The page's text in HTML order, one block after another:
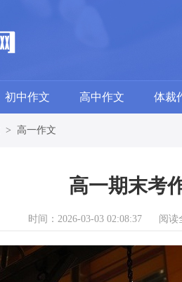
初中作文 高中作文 体裁
> 高一作文
高一期末考
时间：2026-03-03 02:08:37 阅读